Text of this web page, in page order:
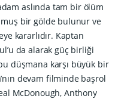
aslında tam bir ölüm
bir gölde bulunur ve
kararlıdır. Kaptan
da alarak güç birliği
düşmana karşı büyük bir
devam filminde başrol
McDonough, Anthony